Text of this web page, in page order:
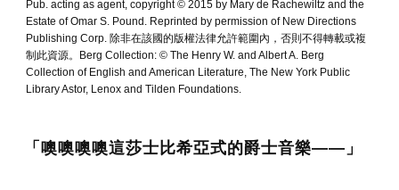
Pub. acting as agent, copyright © 2015 by Mary de Rachewiltz and the
Estate of Omar S. Pound. Reprinted by permission of New Directions
Publishing Corp. 除非在該國的版權法律允許範圍內，否則不得轉載或複
制此資源。Berg Collection: © The Henry W. and Albert A. Berg
Collection of English and American Literature, The New York Public
Library Astor, Lenox and Tilden Foundations.
「噢噢噢噢這莎士比希亞式的爵士音樂——」